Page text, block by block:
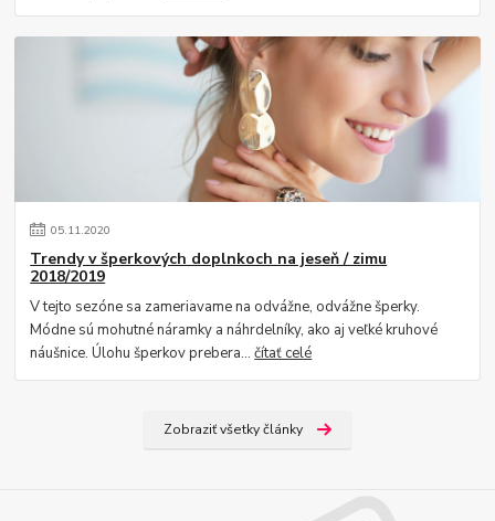
05.11.2020
Trendy v šperkových doplnkoch na jeseň / zimu
2018/2019
V tejto sezóne sa zameriavame na odvážne, odvážne šperky.
Módne sú mohutné náramky a náhrdelníky, ako aj veľké kruhové
náušnice. Úlohu šperkov prebera...čítať celé
Zobraziť všetky články